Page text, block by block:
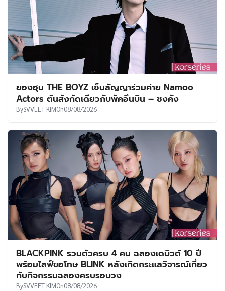
ยองฮุน THE BOYZ เซ็นสัญญาร่วมค่าย Namoo
Actors ต้นสังกัดเดียวกับพัคอึนบิน – ซงคัง
BySVVEET KIMOn08/08/2026
BLACKPINK รวมตัวครบ 4 คน ฉลองเดบิวต์ 10 ปี
พร้อมไลฟ์ขอโทษ BLINK หลังเกิดกระแสวิจารณ์เกี่ยว
กับกิจกรรมฉลองครบรอบวง
BySVVEET KIMOn08/08/2026